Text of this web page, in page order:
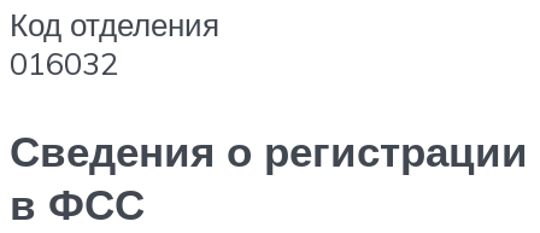
Код отделения
016032
Сведения о регистрации
в ФСС